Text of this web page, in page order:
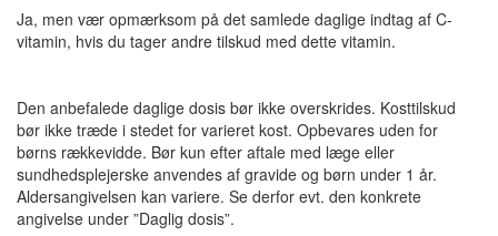
Ja, men vær opmærksom på det samlede daglige indtag af C-
vitamin, hvis du tager andre tilskud med dette vitamin.
Den anbefalede daglige dosis bør ikke overskrides. Kosttilskud
bør ikke træde i stedet for varieret kost. Opbevares uden for
børns rækkevidde. Bør kun efter aftale med læge eller
sundhedsplejerske anvendes af gravide og børn under 1 år.
Aldersangivelsen kan variere. Se derfor evt. den konkrete
angivelse under ”Daglig dosis”.